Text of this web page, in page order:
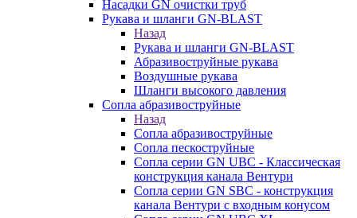
Насадки GN очистки труб
Рукава и шланги GN-BLAST
Назад
Рукава и шланги GN-BLAST
Абразивоструйные рукава
Воздушные рукава
Шланги высокого давления
Сопла абразивоструйные
Назад
Сопла абразивоструйные
Сопла пескоструйные
Сопла серии GN UBC - Классическая
конструкция канала Вентури
Сопла серии GN SBC - конструкция
канала Вентури c входным конусом